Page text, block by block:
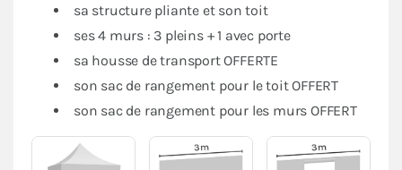
sa structure pliante et son toit
ses 4 murs : 3 pleins + 1 avec porte
sa housse de transport OFFERTE
son sac de rangement pour le toit OFFERT
son sac de rangement pour les murs OFFERT